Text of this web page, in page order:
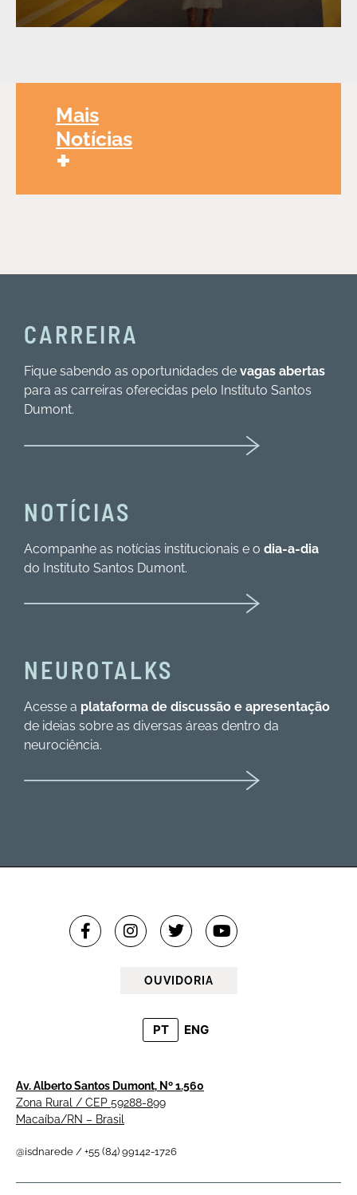
Mais
Notícias
+
CARREIRA
Fique sabendo as oportunidades de vagas abertas
para as carreiras oferecidas pelo Instituto Santos
Dumont.
NOTÍCIAS
Acompanhe as notícias institucionais e o dia-a-dia
do Instituto Santos Dumont.
NEUROTALKS
Acesse a plataforma de discussão e apresentação
de ideias sobre as diversas áreas dentro da
neurociência.
OUVIDORIA
PT ENG
Av. Alberto Santos Dumont, Nº 1.560
Zona Rural / CEP 59288-899
Macaíba/RN – Brasil
@isdnarede / +55 (84) 99142-1726